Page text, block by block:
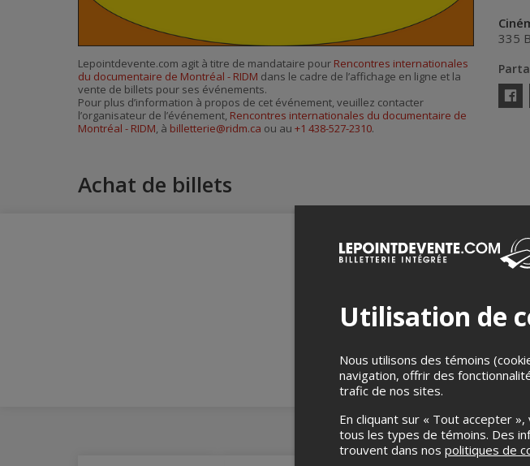
335
Lepointdevente.com agit à titre de mandataire pour Rencontres internationales
du documentaire de Montréal - RIDM dans le cadre de l’affichage en ligne et la
vente de billets pour ses événements.
Pour plus d’information à propos de cet événement, veuillez contacter
l’organisateur de l’événement, Rencontres internationales du documentaire de
Montréal - RIDM, à billetterie@ridm.ca ou au +1 438-527-2310.
Achat de billets
Utilisation de
Nous utilisons des témoins
navigation, offrir des
trafic de nos sites.
En cliquant sur « Tout accepter
tous les types de témoins. Des
trouvent dans nos politiques de